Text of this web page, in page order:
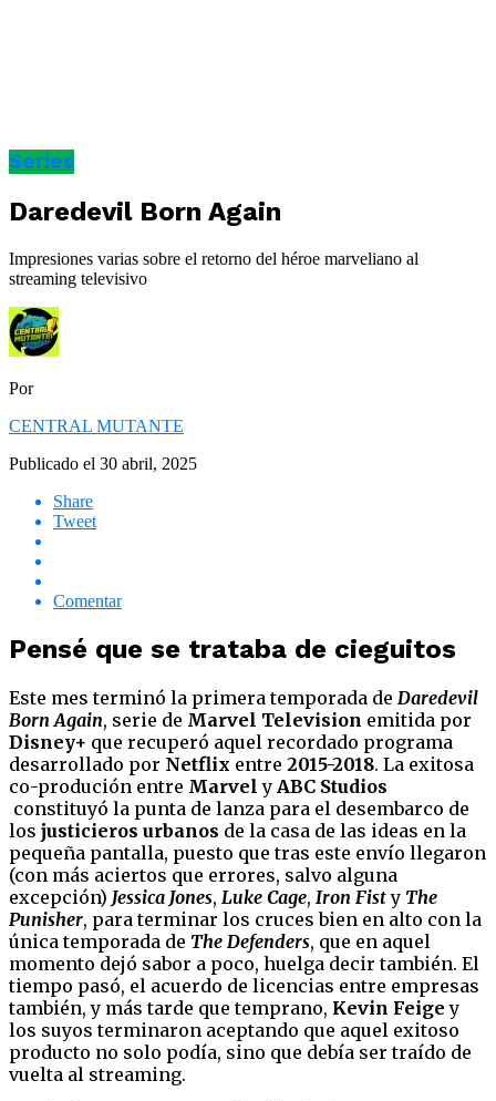
Series
Daredevil Born Again
Impresiones varias sobre el retorno del héroe marveliano al
streaming televisivo
Por
CENTRAL MUTANTE
Publicado el 30 abril, 2025
Share
Tweet
Comentar
Pensé que se trataba de cieguitos
Este mes terminó la primera temporada de Daredevil
Born Again, serie de Marvel Television emitida por
Disney+ que recuperó aquel recordado programa
desarrollado por Netflix entre 2015-2018. La exitosa
co-produción entre Marvel y ABC Studios
constituyó la punta de lanza para el desembarco de
los justicieros urbanos de la casa de las ideas en la
pequeña pantalla, puesto que tras este envío llegaron
(con más aciertos que errores, salvo alguna
excepción) Jessica Jones, Luke Cage, Iron Fisty The
Punisher, para terminar los cruces bien en alto con la
única temporada de The Defenders, que en aquel
momento dejó sabor a poco, huelga decir también. El
tiempo pasó, el acuerdo de licencias entre empresas
también, y más tarde que temprano, Kevin Feige y
los suyos terminaron aceptando que aquel exitoso
producto no solo podía, sino que debía ser traído de
vuelta al streaming.